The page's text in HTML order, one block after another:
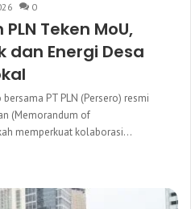
0
Teken MoU,
dan Energi Desa
PT PLN (Persero) resmi
(Memorandum of
memperkuat kolaborasi…